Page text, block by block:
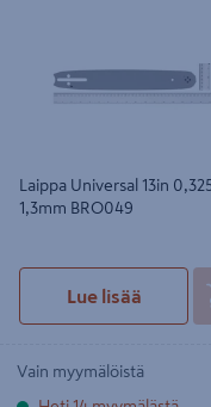
Laippa Universal 13in
1,3mm BRO049
Lue lisää
Vain myymälöistä